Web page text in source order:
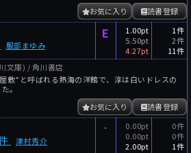
読書登録
お気に入り
服部まゆみ
E
1.00pt
5.50pt
4.27pt
1件
2件
11件
文庫) / 角川書店
敷”と呼ばれる熱海の洋館で、淳は白いドレスの
。
読書登録
お気に入り
津村秀介
-
0.00pt
0.00pt
2.00pt
0件
0件
1件